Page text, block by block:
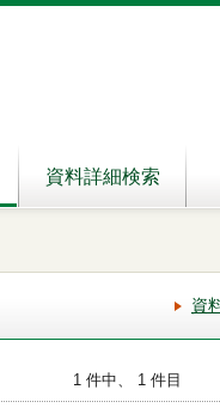
資料詳細検索
資
1 件中、 1 件目